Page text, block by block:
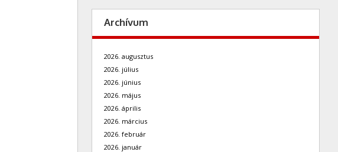
Archívum
2026. augusztus
2026. július
2026. június
2026. május
2026. április
2026. március
2026. február
2026. január